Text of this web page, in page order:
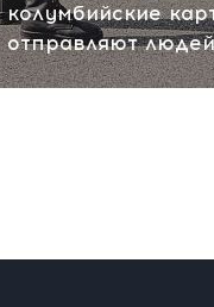
колумбийские
отправляют